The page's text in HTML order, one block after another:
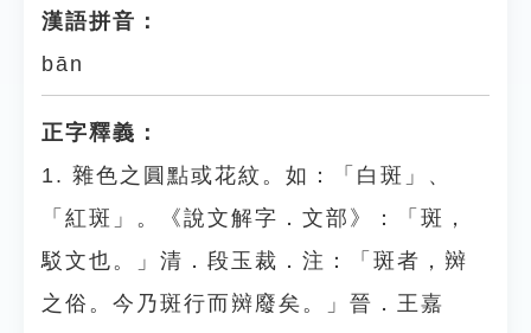
漢語拼音：
bān
正字釋義：
1. 雜色之圓點或花紋。如：「白斑」、
「紅斑」。《說文解字．文部》：「斑，
駁文也。」清．段玉裁．注：「斑者，辬
之俗。今乃斑行而辬廢矣。」晉．王嘉